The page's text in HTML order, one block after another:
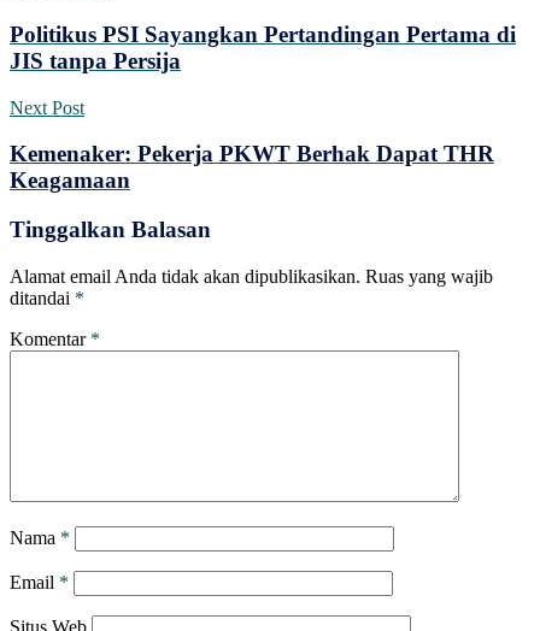
Politikus PSI Sayangkan Pertandingan Pertama di
JIS tanpa Persija
Next Post
Kemenaker: Pekerja PKWT Berhak Dapat THR
Keagamaan
Tinggalkan Balasan
Alamat email Anda tidak akan dipublikasikan. Ruas yang wajib
ditandai *
Komentar *
Nama *
Email *
Situs Web